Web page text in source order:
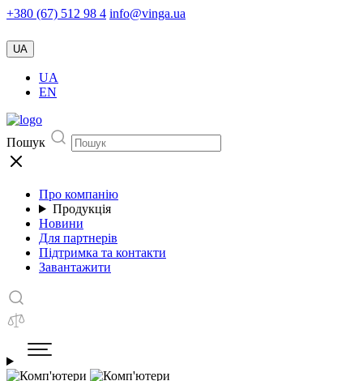
+380 (67) 512 98 4 info@vinga.ua
UA
UA
EN
Пошук
Про компанію
Продукція
Новини
Для партнерів
Підтримка та контакти
Завантажити